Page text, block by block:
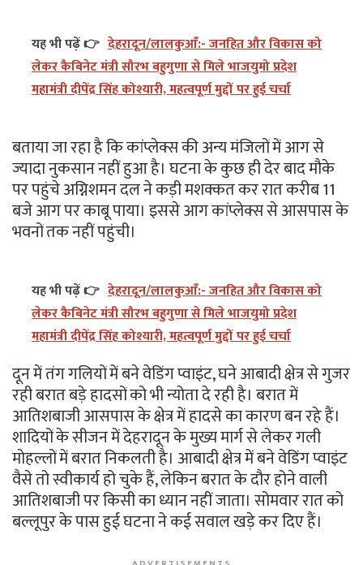
यह भी पढ़ें 👉 देहरादून/लालकुआँ:- जनहित और विकास को
लेकर कैबिनेट मंत्री सौरभ बहुगुणा से मिले भाजयुमो प्रदेश
महामंत्री दीपेंद्र सिंह कोश्यारी, महत्वपूर्ण मुद्दों पर हुई चर्चा
बताया जा रहा है कि कांप्लेक्स की अन्य मंजिलों में आग से
ज्यादा नुकसान नहीं हुआ है। घटना के कुछ ही देर बाद मौके
पर पहुंचे अग्निशमन दल ने कड़ी मशक्कत कर रात करीब 11
बजे आग पर काबू पाया। इससे आग कांप्लेक्स से आसपास के
भवनों तक नहीं पहुंची।
यह भी पढ़ें 👉 देहरादून/लालकुआँ:- जनहित और विकास को
लेकर कैबिनेट मंत्री सौरभ बहुगुणा से मिले भाजयुमो प्रदेश
महामंत्री दीपेंद्र सिंह कोश्यारी, महत्वपूर्ण मुद्दों पर हुई चर्चा
दून में तंग गलियों में बने वेडिंग प्वाइंट, घने आबादी क्षेत्र से गुजर
रही बरात बड़े हादसों को भी न्योता दे रही है। बरात में
आतिशबाजी आसपास के क्षेत्र में हादसे का कारण बन रहे हैं।
शादियों के सीजन में देहरादून के मुख्य मार्ग से लेकर गली
मोहल्लों में बरात निकलती है। आबादी क्षेत्र में बने वेडिंग प्वाइंट
वैसे तो स्वीकार्य हो चुके हैं, लेकिन बरात के दौर होने वाली
आतिशबाजी पर किसी का ध्यान नहीं जाता। सोमवार रात को
बल्लूपुर के पास हुई घटना ने कई सवाल खड़े कर दिए हैं।